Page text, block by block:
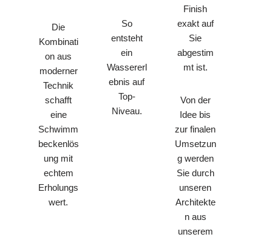
Die
Kombinati
on aus
moderner
Technik
schafft
eine
Schwimm
beckenlös
ung mit
echtem
Erholungs
wert.
So
entsteht
ein
Wassererl
ebnis auf
Top-
Niveau.
Finish
exakt auf
Sie
abgestim
mt ist.
Von der
Idee bis
zur finalen
Umsetzun
g werden
Sie durch
unseren
Architekte
n aus
unserem